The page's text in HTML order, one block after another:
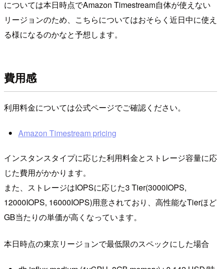
については本日時点でAmazon Timestream自体が使えない
リージョンのため、こちらについてはおそらく近日中に使え
る様になるのかなと予想します。
費用感
利用料金については公式ページでご確認ください。
Amazon Timestream pricing
インスタンスタイプに応じた利用料金とストレージ容量に応
じた費用がかかります。
また、ストレージはIOPSに応じた3 Tier(3000IOPS,
12000IOPS, 16000IOPS)用意されており、高性能なTierほど
GB当たりの単価が高くなっています。
本日時点の東京リージョンで最低限のスペックにした場合